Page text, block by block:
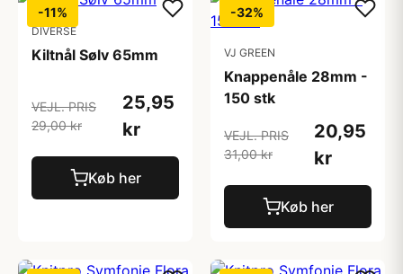
-11%
DIVERSE
Kiltnål Sølv 65mm
VEJL. PRIS
29,00 kr
25,95
kr
Køb her
-32%
VJ GREEN
Knappenåle 28mm -
150 stk
VEJL. PRIS
31,00 kr
20,95
kr
Køb her